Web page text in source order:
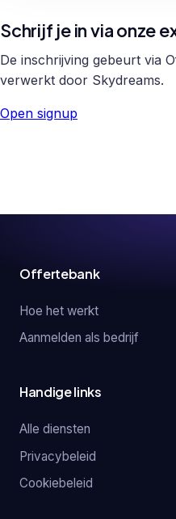
Schrijf je in via onze
De inschrijving gebeurt via
verwerkt door Skydreams.
Open signup
Offertebank
Hoe het werkt
Aanmelden als bedrijf
Handige links
Alle diensten
Privacybeleid
Cookiebeleid